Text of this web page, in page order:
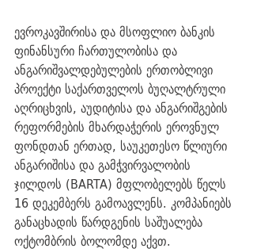
ევროკავშირისა და მსოფლიო ბანკის
ფინანსური ჩართულობისა და
ანგარიშვალდებულების ერთობლივი
პროექტი საქართველოს ბუღალტრული
აღრიცხვის, აუდიტისა და ანგარიშგების
რეფორმების მხარდაჭერის ეროვნულ
ფონდთან ერთად, საუკეთესო წლიური
ანგარიშისა და გამჭვირვალობის
ჯილდოს (BARTA) მფლობელებს წელს
16 დეკემბერს გამოავლენს. კომპანიებს
განაცხადის წარდგენის საშუალება
ოქტომბრის ბოლომდე აქვთ.